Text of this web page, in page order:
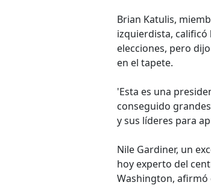
Brian Katulis,
izquierdista,
elecciones, pero
en el tapete.
'Esta es una
conseguido
y sus líderes para
Nile Gardiner, un
hoy experto del
Washington,